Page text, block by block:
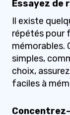
Essayez de
Il existe
répétés pour
mémorables.
simples,
choix,
faciles à